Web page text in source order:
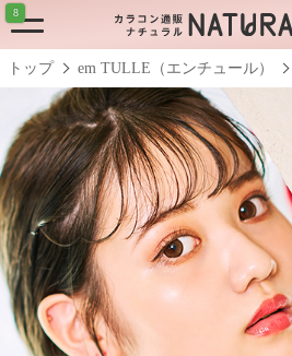
8
トップ em TULLE（エンチュール）